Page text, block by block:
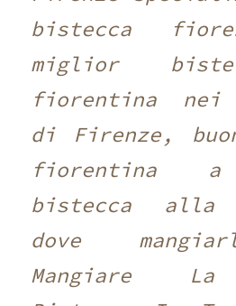
bistecca
miglior
fiorentina
di Firenze,
fiorentina
bistecca alla
dove
Mangiare